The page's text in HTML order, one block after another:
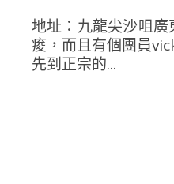
地址：九龍尖沙咀
痠，而且有個團員
先到正宗的...